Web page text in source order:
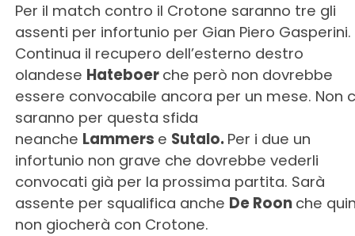
Per il match contro il Crotone saranno tre gli
assenti per infortunio per Gian Piero Gasperini.
Continua il recupero dell’esterno destro
olandese Hateboer che però non dovrebbe
essere convocabile ancora per un mese. Non
saranno per questa sfida
neanche Lammers e Sutalo. Per i due un
infortunio non grave che dovrebbe vederli
convocati già per la prossima partita. Sarà
assente per squalifica anche De Roon che
non giocherà con Crotone.